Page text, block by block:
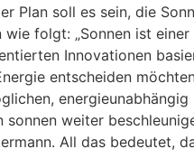
Plan soll es sein, die
folgt: „Sonnen ist
Innovationen
entscheiden
weiter
All das bedeutet,